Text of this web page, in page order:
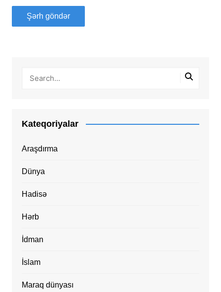
Kateqoriyalar
Araşdırma
Dünya
Hadisə
Hərb
İdman
İslam
Maraq dünyası